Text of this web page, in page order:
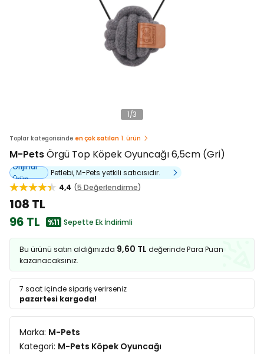
1/3
Toplar kategorisinde en çok satılan 1. ürün
M-PetsÖrgü Top Köpek Oyuncağı 6,5cm (Gri)
Orijinal
Ürün
Petlebi, M-Pets yetkili satıcısıdır.
4,4
5 Değerlendirme
108 TL
96 TL
%11 Sepette Ek İndirimli
Bu ürünü satın aldığınızda 9,60 TL değerinde Para Puan
kazanacaksınız.
7 saatiçinde sipariş verirseniz
pazartesi kargoda!
Marka: M-Pets
Kategori: M-Pets Köpek Oyuncağı